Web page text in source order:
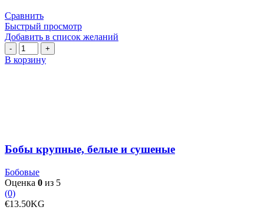
Сравнить
Быстрый просмотр
Добавить в список желаний
Количество
товара
Бобы
В корзину
Бобы крупные, белые и сушеные
Бобовые
Оценка 0 из 5
(0)
€13.50KG